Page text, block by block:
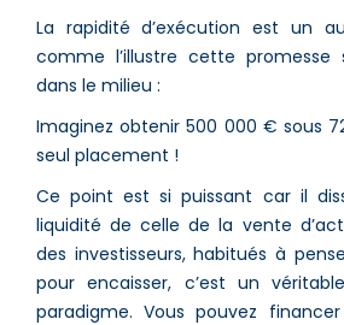
La rapidité d’exécution est un
comme l’illustre cette promesse
dans le milieu :
Imaginez obtenir 500 000 € sous
seul placement !
Ce point est si puissant car il
liquidité de celle de la vente
des investisseurs, habitués à
pour encaisser, c’est un
paradigme. Vous pouvez